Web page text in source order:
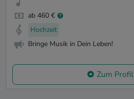
ab 460 €
Hochzeit
Bringe Musik in Dein Leben!
Zum Profil